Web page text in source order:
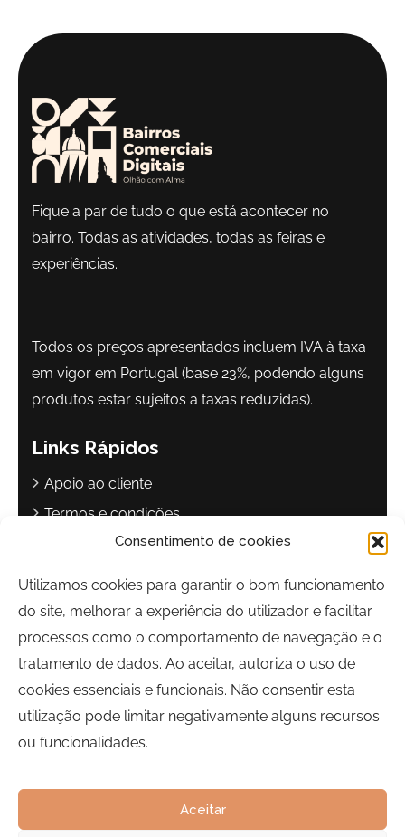
Consentimento de cookies
Utilizamos cookies para garantir o bom funcionamento
do site, melhorar a experiência do utilizador e facilitar
processos como o comportamento de navegação e o
tratamento de dados. Ao aceitar, autoriza o uso de
cookies essenciais e funcionais. Não consentir esta
utilização pode limitar negativamente alguns recursos
ou funcionalidades.
Aceitar
Fique a par de tudo o que está acontecer no
bairro. Todas as atividades, todas as feiras e
experiências.
Todos os preços apresentados incluem IVA à taxa
em vigor em Portugal (base 23%, podendo alguns
produtos estar sujeitos a taxas reduzidas).
Links Rápidos
Apoio ao cliente
Termos e condições
Política de privacidade
Contactos
Largo Sebastião Martins Mestre
Horário:Segunda a Sexta-feira | 09h00 às 17h00